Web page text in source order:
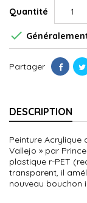
Quantité

Partager
DESCRIPTION
Peinture Acrylique
Vallejo » par
plastique r-PET
transparent, il
nouveau bouchon